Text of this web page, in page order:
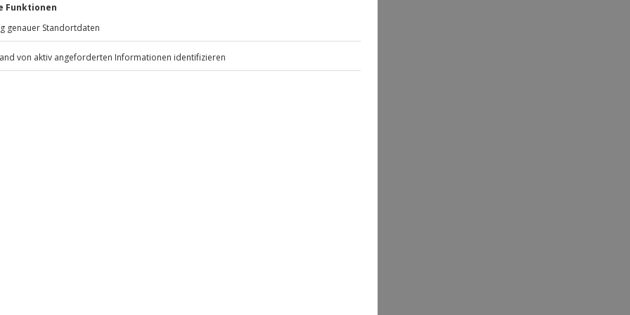
anfallen (die Kosten sind vor
bis 12 Jahre im Bett der Eltern)
Gerichte, glutenfreie
Voranmeldung möglich. Bitte
mit an.
Jochen Schweizer
Mühldorfstraße 8
81671
außer an bundesweiten